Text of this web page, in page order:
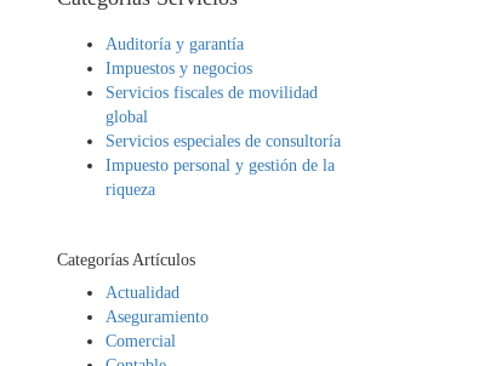
Auditoría y garantía
Impuestos y negocios
Servicios fiscales de movilidad
global
Servicios especiales de consultoría
Impuesto personal y gestión de la
riqueza
Categorías Artículos
Actualidad
Aseguramiento
Comercial